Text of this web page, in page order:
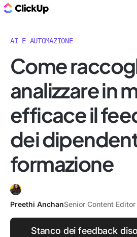
AI E AUTOMAZIONE
Come
analizzare in
efficace il
dei
formazione
Preethi AnchanSenior Content Editor
Stanco dei feedback